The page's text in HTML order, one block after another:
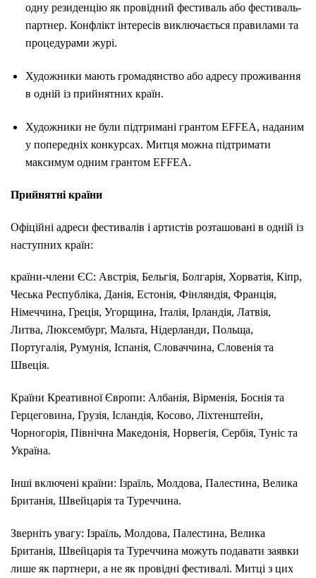
одну резиденцію як провідний фестиваль або фестиваль-
партнер. Конфлікт інтересів виключається правилами та
процедурами журі.
Художники мають громадянство або адресу проживання
в одній із прийнятних країн.
Художники не були підтримані грантом EFFEA, наданим
у попередніх конкурсах. Митця можна підтримати
максимум одним грантом EFFEA.
Прийнятні країни
Офіційні адреси фестивалів і артистів розташовані в одній із
наступних країн:
країни-члени ЄС: Австрія, Бельгія, Болгарія, Хорватія, Кіпр,
Чеська Республіка, Данія, Естонія, Фінляндія, Франція,
Німеччина, Греція, Угорщина, Італія, Ірландія, Латвія,
Литва, Люксембург, Мальта, Нідерланди, Польща,
Португалія, Румунія, Іспанія, Словаччина, Словенія та
Швеція.
Країни Креативної Європи: Албанія, Вірменія, Боснія та
Герцеговина, Грузія, Ісландія, Косово, Ліхтенштейн,
Чорногорія, Північна Македонія, Норвегія, Сербія, Туніс та
Україна.
Інші включені країни: Ізраїль, Молдова, Палестина, Велика
Британія, Швейцарія та Туреччина.
Зверніть увагу: Ізраїль, Молдова, Палестина, Велика
Британія, Швейцарія та Туреччина можуть подавати заявки
лише як партнери, а не як провідні фестивалі. Митці з цих